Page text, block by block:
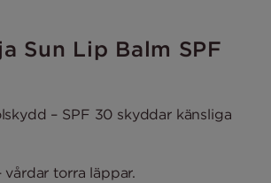
Sun Lip Balm SPF
– SPF 30 skyddar känsliga
vårdar torra läppar.